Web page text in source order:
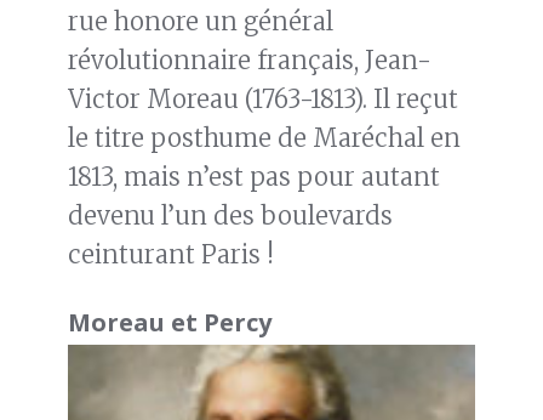
rue honore un général
révolutionnaire français, Jean-
Victor Moreau (1763-1813). Il reçut
le titre posthume de Maréchal en
1813, mais n’est pas pour autant
devenu l’un des boulevards
ceinturant Paris !
Moreau et Percy